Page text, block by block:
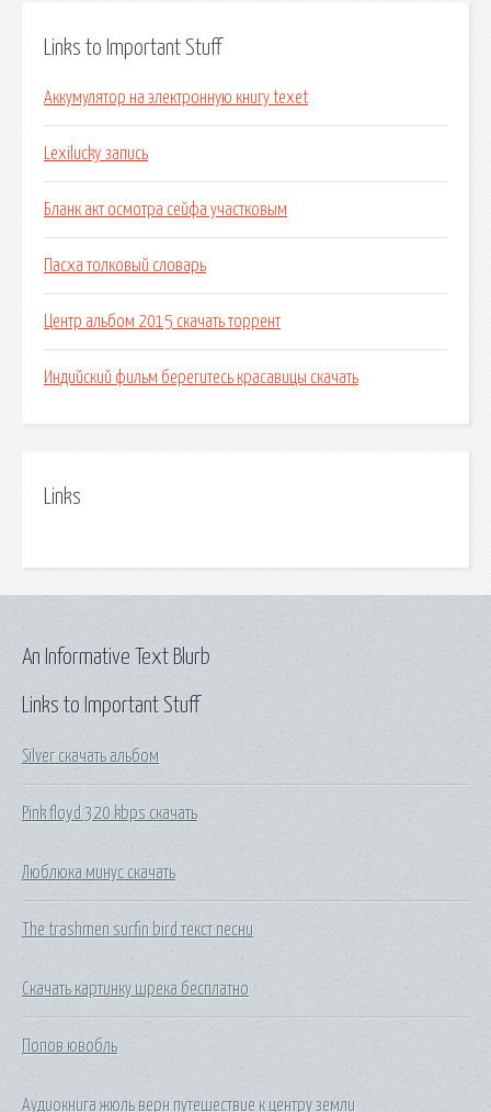
Links to Important Stuff
Аккумулятор на электронную книгу texet
Lexilucky запись
Бланк акт осмотра сейфа участковым
Пасха толковый словарь
Центр альбом 2015 скачать торрент
Индийский фильм берегитесь красавицы скачать
Links
Links to Important Stuff
Silver скачать альбом
Pink floyd 320 kbps скачать
Люблюка минус скачать
The trashmen surfin bird текст песни
Скачать картинку шрека бесплатно
Попов ювобль
Аудиокнига жюль верн путешествие к центру земли
An Informative Text Blurb